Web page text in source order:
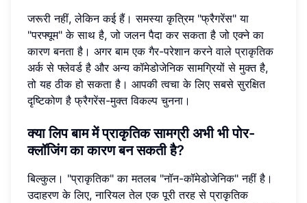
जरूरी नहीं, लेकिन कई हैं। समस्या कृत्रिम "फ्रैगरेंस" या
"परफ्यूम" के साथ है, जो जलन पैदा कर सकता है जो एक्ने का
कारण बनता है। अगर बाम एक गैर-परेशान करने वाले प्राकृतिक
अर्क से फ्लेवर्ड है और अन्य कॉमेडोजेनिक सामग्रियों से मुक्त है,
तो यह ठीक हो सकता है। आपकी त्वचा के लिए सबसे सुरक्षित
दृष्टिकोण है फ्रैगरेंस-मुक्त विकल्प चुनना।
क्या लिप बाम में प्राकृतिक सामग्री अभी भी पोर-
क्लॉजिंग का कारण बन सकती है?
बिल्कुल। "प्राकृतिक" का मतलब "नॉन-कॉमेडोजेनिक" नहीं है।
उदाहरण के लिए, नारियल तेल एक पूरी तरह से प्राकृतिक